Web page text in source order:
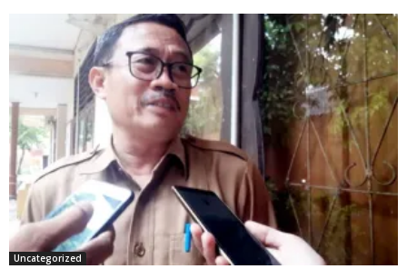
Uncategorized